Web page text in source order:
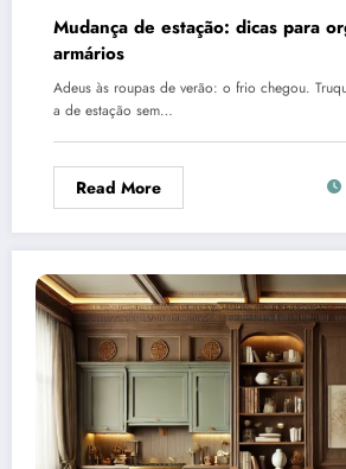
Mudança de estação: dicas para
armários
Adeus às roupas de verão: o frio chegou.
a de estação sem…
Read More